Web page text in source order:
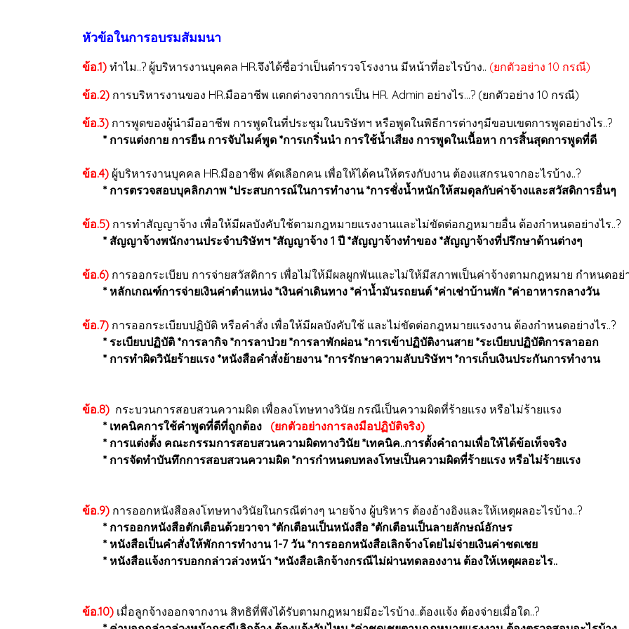
หัวข้อในการอบรมสัมมนา
ข้อ.1) ทำไม..? ผู้บริหารงานบุคคล HR.จึงได้ซื่อว่าเป็นตำรวจโรงงาน มีหน้าที่อะไรบ้าง.. (ยกตัวอย่าง 10 กรณี)
ข้อ.2) การบริหารงานของ HR.มืออาชีพ แตกต่างจากการเป็น HR. Admin อย่างไร...? (ยกตัวอย่าง 10 กรณี)
ข้อ.3) การพูดของผู้นำมืออาชีพ การพูดในที่ประชุมในบริษัทฯ หรือพูดในพิธีการต่างๆมีขอบเขตการพูดอย่างไร..?
* การแต่งกาย การยืน การจับไมค์พูด *การเกริ่นนำ การใช้น้ำเสียง การพูดในเนื้อหา การสิ้นสุดการพูดที่ดี
ข้อ.4) ผู้บริหารงานบุคคล HR.มืออาชีพ คัดเลือกคน เพื่อให้ได้คนให้ตรงกับงาน ต้องแสกรนจากอะไรบ้าง..?
* การตรวจสอบบุคลิกภาพ *ประสบการณ์ในการทำงาน *การชั่งน้ำหนักให้สมดุลกับค่าจ้างและสวัสดิการอื่นๆ
ข้อ.5) การทำสัญญาจ้าง เพื่อให้มีผลบังคับใช้ตามกฎหมายแรงงานและไม่ขัดต่อกฎหมายอื่น ต้องกำหนดอย่างไร..?
* สัญญาจ้างพนักงานประจำบริษัทฯ *สัญญาจ้าง 1 ปี *สัญญาจ้างทำของ *สัญญาจ้างที่ปรึกษาด้านต่างๆ
ข้อ.6) การออกระเบียบ การจ่ายสวัสดิการ เพื่อไม่ให้มีผลผูกพันและไม่ให้มีสภาพเป็นค่าจ้างตามกฎหมาย กำหนดอย่า
* หลักเกณฑ์การจ่ายเงินค่าตำแหน่ง *เงินค่าเดินทาง *ค่าน้ำมันรถยนต์ *ค่าเช่าบ้านพัก *ค่าอาหารกลางวัน
ข้อ.7) การออกระเบียบปฏิบัติ หรือคำสั่ง เพื่อให้มีผลบังคับใช้ และไม่ขัดต่อกฎหมายแรงงาน ต้องกำหนดอย่างไร..?
* ระเบียบปฏิบัติ *การลากิจ *การลาป่วย *การลาพักผ่อน *การเข้าปฏิบัติงานสาย *ระเบียบปฏิบัติการลาออก
* การทำผิดวินัยร้ายแรง *หนังสือคำสั่งย้ายงาน *การรักษาความลับบริษัทฯ *การเก็บเงินประกันการทำงาน
ข้อ.8) กระบวนการสอบสวนความผิด เพื่อลงโทษทางวินัย กรณีเป็นความผิดที่ร้ายแรง หรือไม่ร้ายแรง
* เทคนิคการใช้คำพูดที่ดีที่ถูกต้อง (ยกตัวอย่างการลงมือปฏิบัติจริง)
* การแต่งตั้ง คณะกรรมการสอบสวนความผิดทางวินัย *เทคนิค..การตั้งคำถามเพื่อให้ได้ข้อเท็จจริง
* การจัดทำบันทึกการสอบสวนความผิด *การกำหนดบทลงโทษเป็นความผิดที่ร้ายแรง หรือไม่ร้ายแรง
ข้อ.9) การออกหนังสือลงโทษทางวินัยในกรณีต่างๆ นายจ้าง ผู้บริหาร ต้องอ้างอิงและให้เหตุผลอะไรบ้าง..?
* การออกหนังสือตักเตือนด้วยวาจา *ตักเตือนเป็นหนังสือ *ตักเตือนเป็นลายลักษณ์อักษร
* หนังสือเป็นคำสั่งให้พักการทำงาน 1-7 วัน *การออกหนังสือเลิกจ้างโดยไม่จ่ายเงินค่าชดเชย
* หนังสือแจ้งการบอกกล่าวล่วงหน้า *หนังสือเลิกจ้างกรณีไม่ผ่านทดลองงาน ต้องให้เหตุผลอะไร..
ข้อ.10) เมื่อลูกจ้างออกจากงาน สิทธิที่พึงได้รับตามกฎหมายมีอะไรบ้าง..ต้องแจ้ง ต้องจ่ายเมื่อใด..?